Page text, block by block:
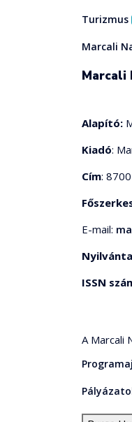
Turizmus
Marcali
Marcali
Alapító:
Kiadó:
Cím:
E-mail:
ISSN
A Marcali